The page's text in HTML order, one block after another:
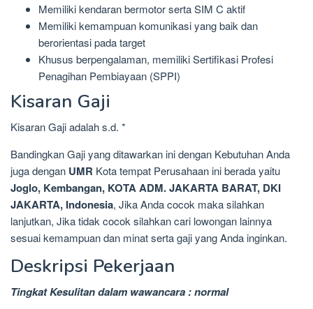
Memiliki kendaran bermotor serta SIM C aktif
Memiliki kemampuan komunikasi yang baik dan
berorientasi pada target
Khusus berpengalaman, memiliki Sertifikasi Profesi
Penagihan Pembiayaan (SPPI)
Kisaran Gaji
Kisaran Gaji adalah s.d. *
Bandingkan Gaji yang ditawarkan ini dengan Kebutuhan Anda
juga dengan UMR Kota tempat Perusahaan ini berada yaitu
Joglo, Kembangan, KOTA ADM. JAKARTA BARAT, DKI
JAKARTA, Indonesia, Jika Anda cocok maka silahkan
lanjutkan, Jika tidak cocok silahkan cari lowongan lainnya
sesuai kemampuan dan minat serta gaji yang Anda inginkan.
Deskripsi Pekerjaan
Tingkat Kesulitan dalam wawancara : normal